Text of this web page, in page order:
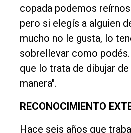
copada podemos
pero si elegís a alguien
mucho no le gusta, lo
sobrellevar como
que lo trata de dibujar
manera".
RECONOCIMIENTO
Hace seis años que